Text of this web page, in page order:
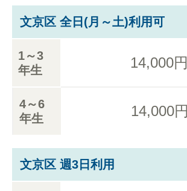
文京区 全日(月～土)利用可
1～3
年生
14,000円
4～6
年生
14,000円
文京区 週3日利用